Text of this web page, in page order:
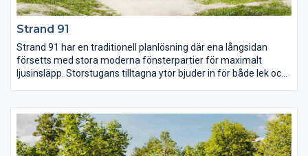
Strand 91
Strand 91 har en traditionell planlösning där ena långsidan
försetts med stora moderna fönsterpartier för maximalt
ljusinsläpp. Storstugans tilltagna ytor bjuder in för både lek och
storstugan knyts rummet samman med uteplatsen och de tre
sovrummen och WC är planerade för att utnyttja husets alla
ytor maximalt.